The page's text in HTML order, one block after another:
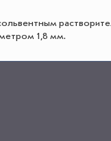
1,8 мм.